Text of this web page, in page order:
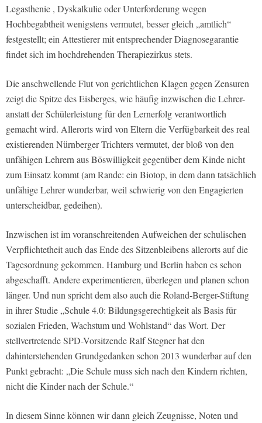
Legasthenie , Dyskalkulie oder Unterforderung wegen
Hochbegabtheit wenigstens vermutet, besser gleich „amtlich“
festgestellt; ein Attestierer mit entsprechender Diagnosegarantie
findet sich im hochdrehenden Therapiezirkus stets.
Die anschwellende Flut von gerichtlichen Klagen gegen Zensuren
zeigt die Spitze des Eisberges, wie häufig inzwischen die Lehrer-
anstatt der Schülerleistung für den Lernerfolg verantwortlich
gemacht wird. Allerorts wird von Eltern die Verfügbarkeit des real
existierenden Nürnberger Trichters vermutet, der bloß von den
unfähigen Lehrern aus Böswilligkeit gegenüber dem Kinde nicht
zum Einsatz kommt (am Rande: ein Biotop, in dem dann tatsächlich
unfähige Lehrer wunderbar, weil schwierig von den Engagierten
unterscheidbar, gedeihen).
Inzwischen ist im voranschreitenden Aufweichen der schulischen
Verpflichtetheit auch das Ende des Sitzenbleibens allerorts auf die
Tagesordnung gekommen. Hamburg und Berlin haben es schon
abgeschafft. Andere experimentieren, überlegen und planen schon
länger. Und nun spricht dem also auch die Roland-Berger-Stiftung
in ihrer Studie „Schule 4.0: Bildungsgerechtigkeit als Basis für
sozialen Frieden, Wachstum und Wohlstand“ das Wort. Der
stellvertretende SPD-Vorsitzende Ralf Stegner hat den
dahinterstehenden Grundgedanken schon 2013 wunderbar auf den
Punkt gebracht: „Die Schule muss sich nach den Kindern richten,
nicht die Kinder nach der Schule.“
In diesem Sinne können wir dann gleich Zeugnisse, Noten und